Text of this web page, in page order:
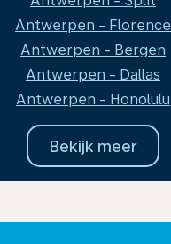
Antwerpen - Florence
Antwerpen - Bergen
Antwerpen - Dallas
Antwerpen - Honolulu
Bekijk meer